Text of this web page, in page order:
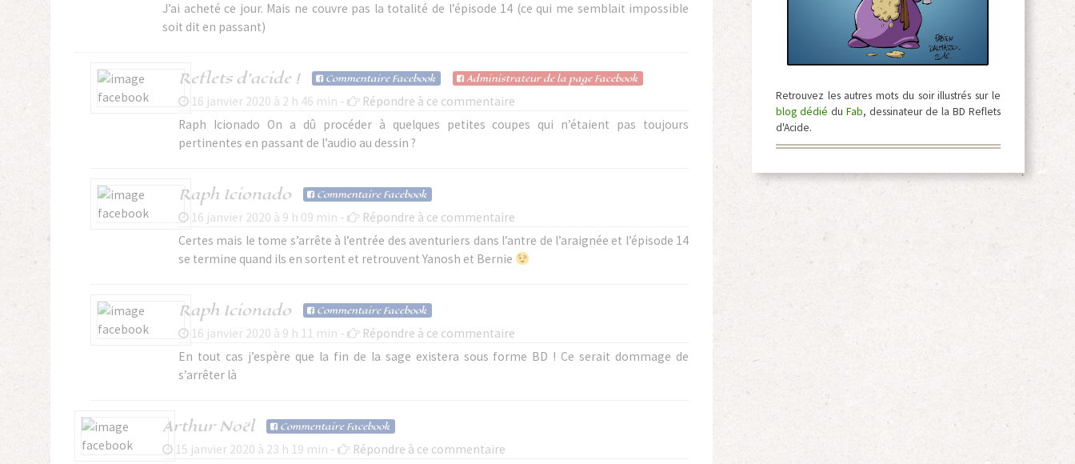
J’ai acheté ce jour. Mais ne couvre pas la totalité de l’épisode 14 (ce qui me semblait impossible
soit dit en passant)
Reflets d'acide ! Commentaire Facebook Administrateur de la page Facebook
16 janvier 2020 à 2 h 46 min -
Répondre à ce commentaire
Raph Icionado On a dû procéder à quelques petites coupes qui n’étaient pas toujours
pertinentes en passant de l’audio au dessin ?
Raph Icionado Commentaire Facebook
16 janvier 2020 à 9 h 09 min -
Répondre à ce commentaire
Certes mais le tome s’arrête à l’entrée des aventuriers dans l’antre de l’araignée et l’épisode 14
se termine quand ils en sortent et retrouvent Yanosh et Bernie
Raph Icionado Commentaire Facebook
16 janvier 2020 à 9 h 11 min -
Répondre à ce commentaire
En tout cas j’espère que la fin de la sage existera sous forme BD ! Ce serait dommage de
s’arrêter là
Arthur Noël Commentaire Facebook
15 janvier 2020 à 23 h 19 min -
Répondre à ce commentaire
Retrouvez les autres mots du soir illustrés sur le
blog dédié du Fab, dessinateur de la BD Reflets
d'Acide.